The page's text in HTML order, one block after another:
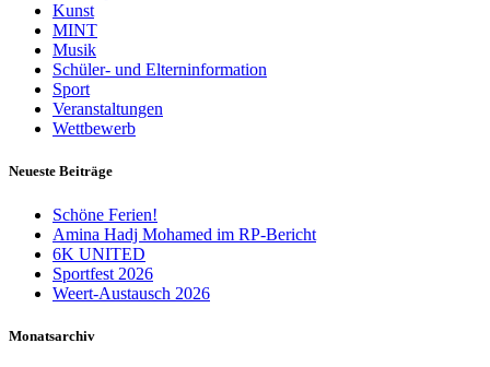
Kunst
MINT
Musik
Schüler- und Elterninformation
Sport
Veranstaltungen
Wettbewerb
Neueste Beiträge
Schöne Ferien!
Amina Hadj Mohamed im RP-Bericht
6K UNITED
Sportfest 2026
Weert-Austausch 2026
Monatsarchiv